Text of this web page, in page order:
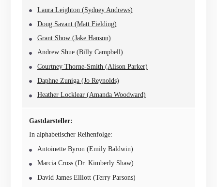
Laura Leighton (Sydney Andrews)
Doug Savant (Matt Fielding)
Grant Show (Jake Hanson)
Andrew Shue (Billy Campbell)
Courtney Thorne-Smith (Alison Parker)
Daphne Zuniga (Jo Reynolds)
Heather Locklear (Amanda Woodward)
Gastdarsteller:
In alphabetischer Reihenfolge:
Antoinette Byron (Emily Baldwin)
Marcia Cross (Dr. Kimberly Shaw)
David James Elliott (Terry Parsons)